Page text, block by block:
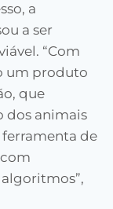
a
a ser
“Com
um produto
que
dos animais
de